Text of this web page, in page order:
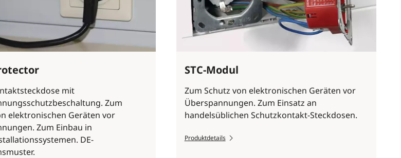
mit
Zum
elektronischen Geräten vor
Zum Einbau in
DE-
STC-Modul
Zum Schutz von elektronischen Geräten vor
Überspannungen. Zum Einsatz an
handelsüblichen Schutzkontakt-Steckdosen.
Produktdetails